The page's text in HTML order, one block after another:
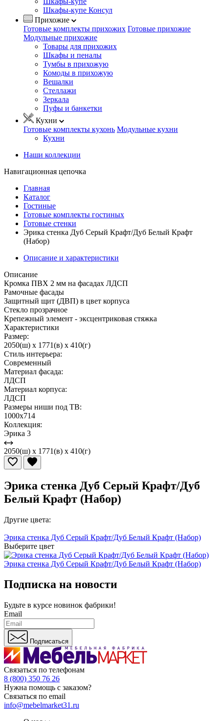
Шкафы-купе Консул
Прихожие
Готовые комплекты прихожих Готовые прихожие
Модульные прихожие
Товары для прихожих
Шкафы и пеналы
Тумбы в прихожую
Комоды в прихожую
Вешалки
Стеллажи
Зеркала
Пуфы и банкетки
Кухни
Готовые комплекты кухонь Модульные кухни
Кухни
Наши коллекции
Навигационная цепочка
Главная
Каталог
Гостиные
Готовые комплекты гостиных
Готовые стенки
Эрика стенка Дуб Серый Крафт/Дуб Белый Крафт
(Набор)
Описание и характеристики
Описание
Кромка ПВХ 2 мм на фасадах ЛДСП
Рамочные фасады
Защитный щит (ДВП) в цвет корпуса
Стекло прозрачное
Крепежный элемент - эксцентриковая стяжка
Характеристики
Размер:
2050(ш) x 1771(в) x 410(г)
Стиль интерьера:
Современный
Материал фасада:
ЛДСП
Материал корпуса:
ЛДСП
Размеры ниши под ТВ:
1000x714
Коллекция:
Эрика 3
2050(ш) x 1771(в) x 410(г)
Эрика стенка Дуб Серый Крафт/Дуб
Белый Крафт (Набор)
Другие цвета:
Эрика стенка Дуб Серый Крафт/Дуб Белый Крафт (Набор)
Выберите цвет
Эрика стенка Дуб Серый Крафт/Дуб Белый Крафт (Набор)
Подписка на новости
Будьте в курсе новинок фабрики!
Email
Подписаться
Связаться по телефонам
8 (800) 350 76 26
Нужна помощь с заказом?
Связаться по email
info@mebelmarket31.ru